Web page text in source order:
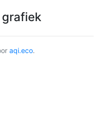
grafiek
aqi.eco.